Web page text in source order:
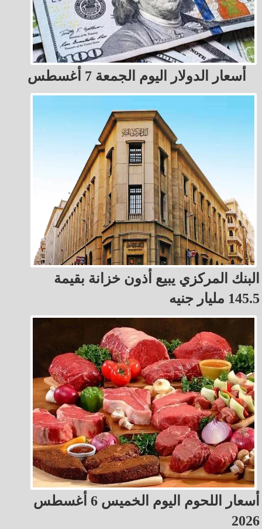
أسعار الدولار اليوم الجمعة 7 أغسطس
البنك المركزي يبيع أذون خزانة بقيمة
145.5 مليار جنيه
أسعار اللحوم اليوم الخميس 6 أغسطس
2026